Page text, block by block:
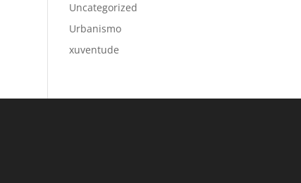
Uncategorized
Urbanismo
xuventude